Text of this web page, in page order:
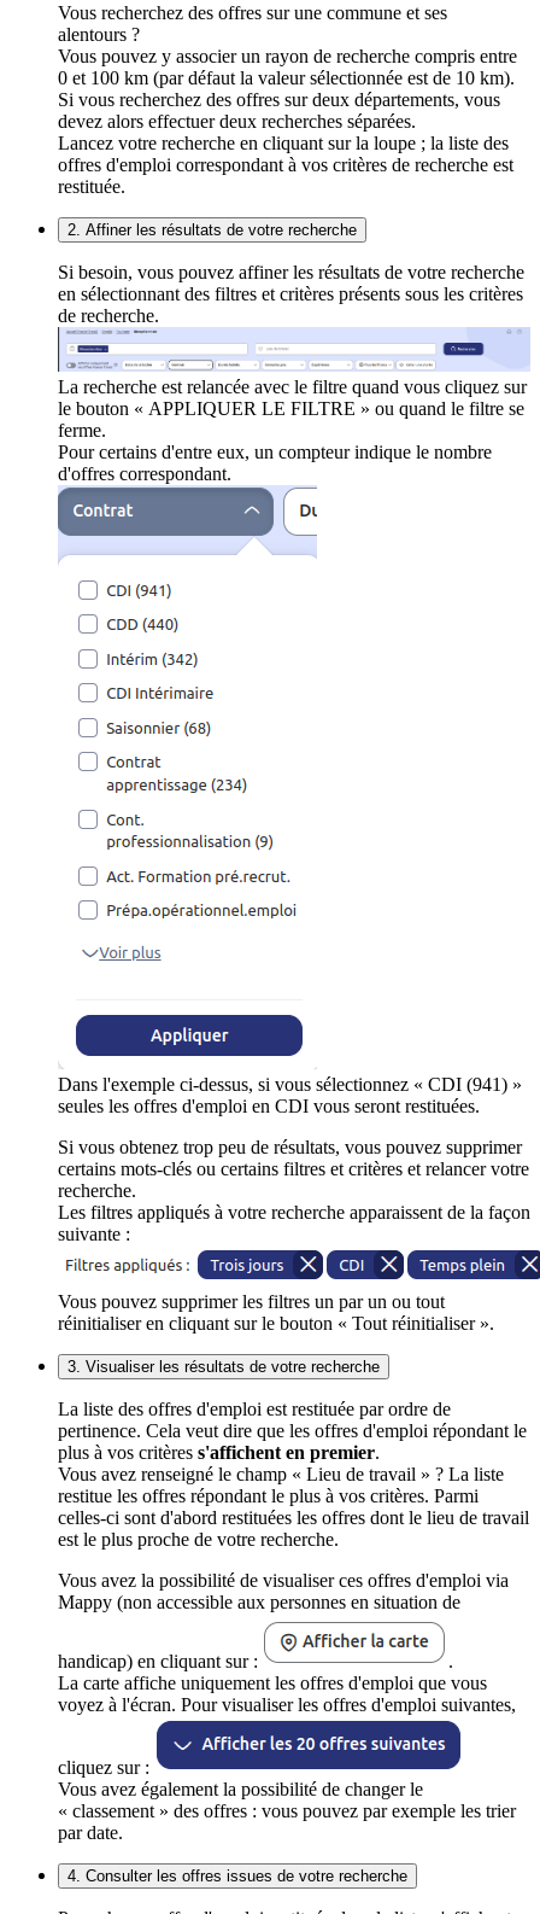
Vous recherchez des offres sur une commune et ses
alentours ?
Vous pouvez y associer un rayon de recherche compris entre
0 et 100 km (par défaut la valeur sélectionnée est de 10 km).
Si vous recherchez des offres sur deux départements, vous
devez alors effectuer deux recherches séparées.
Lancez votre recherche en cliquant sur la loupe ; la liste des
offres d'emploi correspondant à vos critères de recherche est
restituée.
2. Affiner les résultats de votre recherche
Si besoin, vous pouvez affiner les résultats de votre recherche
en sélectionnant des filtres et critères présents sous les critères
de recherche.
La recherche est relancée avec le filtre quand vous cliquez sur
le bouton « APPLIQUER LE FILTRE » ou quand le filtre se
ferme.
Pour certains d'entre eux, un compteur indique le nombre
d'offres correspondant.
Dans l'exemple ci-dessus, si vous sélectionnez « CDI (941) »
seules les offres d'emploi en CDI vous seront restituées.
Si vous obtenez trop peu de résultats, vous pouvez supprimer
certains mots-clés ou certains filtres et critères et relancer votre
recherche.
Les filtres appliqués à votre recherche apparaissent de la façon
suivante :
Vous pouvez supprimer les filtres un par un ou tout
réinitialiser en cliquant sur le bouton « Tout réinitialiser ».
3. Visualiser les résultats de votre recherche
La liste des offres d'emploi est restituée par ordre de
pertinence. Cela veut dire que les offres d'emploi répondant le
plus à vos critères s'affichent en premier.
Vous avez renseigné le champ « Lieu de travail » ? La liste
restitue les offres répondant le plus à vos critères. Parmi
celles-ci sont d'abord restituées les offres dont le lieu de travail
est le plus proche de votre recherche.
Vous avez la possibilité de visualiser ces offres d'emploi via
Mappy (non accessible aux personnes en situation de
handicap) en cliquant sur :
.
La carte affiche uniquement les offres d'emploi que vous
voyez à l'écran. Pour visualiser les offres d'emploi suivantes,
cliquez sur :
Vous avez également la possibilité de changer le
« classement » des offres : vous pouvez par exemple les trier
par date.
4. Consulter les offres issues de votre recherche